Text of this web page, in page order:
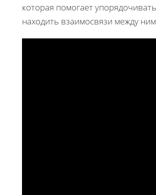
которая помогает
находить взаимосвязи между